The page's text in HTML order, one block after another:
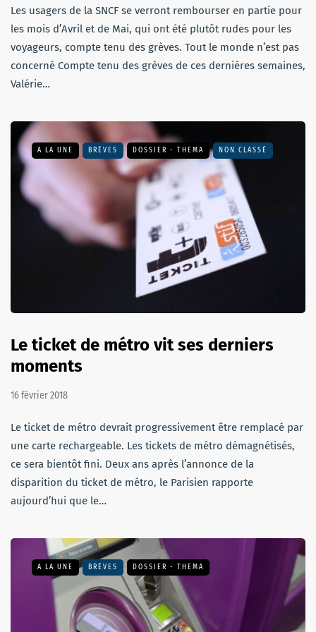
Les usagers de la SNCF se verront rembourser en partie pour
les mois d’Avril et de Mai, qui ont été plutôt rudes pour les
voyageurs, compte tenu des grèves. Tout le monde n’est pas
concerné Compte tenu des grèves de ces dernières semaines,
Valérie…
A LA UNE BRÈVES DOSSIER - THEMA NON CLASSÉ
Le ticket de métro vit ses derniers
moments
16 février 2018
Le ticket de métro devrait progressivement être remplacé par
une carte rechargeable. Les tickets de métro démagnétisés,
ce sera bientôt fini. Deux ans après l’annonce de la
disparition du ticket de métro, le Parisien rapporte
aujourd’hui que le…
A LA UNE BRÈVES DOSSIER - THEMA